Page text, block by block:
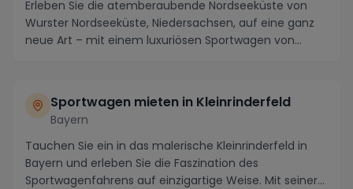
Erleben Sie die atemberaubende Nordseeküste von
Wurster Nordseeküste, Niedersachsen, auf eine ganz
neue Art – mit einem luxuriösen Sportwagen von
Sportwagen mieten in Kleinrinderfeld
Bayern
Tauchen Sie ein in das malerische Kleinrinderfeld in
Bayern und erleben Sie die Faszination des
Sportwagenfahrens auf einzigartige Weise. Mit seiner